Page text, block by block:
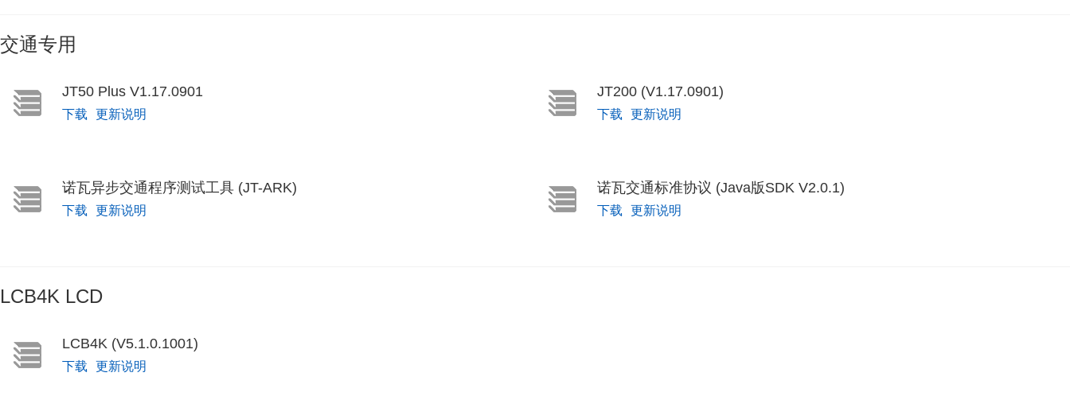
交通专用
JT50 Plus V1.17.0901
下载 更新说明
JT200 (V1.17.0901)
下载 更新说明
诺瓦异步交通程序测试工具 (JT-ARK)
下载 更新说明
诺瓦交通标准协议 (Java版SDK V2.0.1)
下载 更新说明
LCB4K LCD
LCB4K (V5.1.0.1001)
下载 更新说明